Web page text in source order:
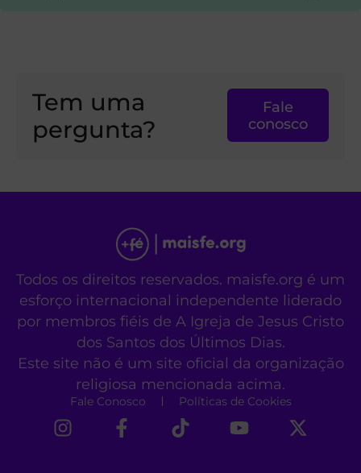
Tem uma
pergunta?
Fale
conosco
Todos os direitos reservados. maisfe.org é um
esforço internacional independente liderado
por membros fiéis de A Igreja de Jesus Cristo
dos Santos dos Últimos Dias.
Este site não é um site oficial da organização
religiosa mencionada acima.
Fale Conosco Políticas de Cookies